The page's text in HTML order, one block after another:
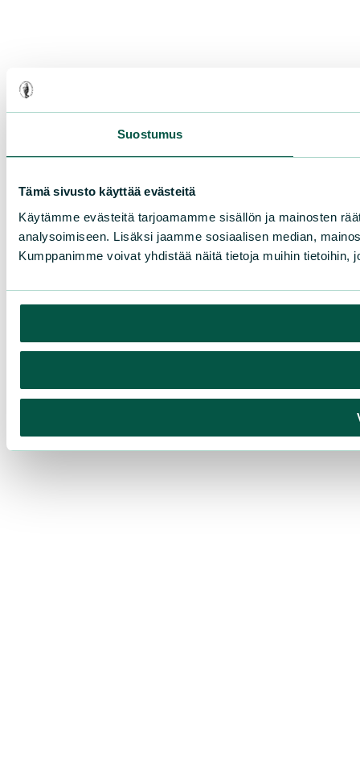
Suostumus
Tämä sivusto käyttää evästeitä
Käytämme evästeitä tarjoamamme sisällön ja mainosten
analysoimiseen. Lisäksi jaamme sosiaalisen median,
Kumppanimme voivat yhdistää näitä tietoja muihin tietoihin,